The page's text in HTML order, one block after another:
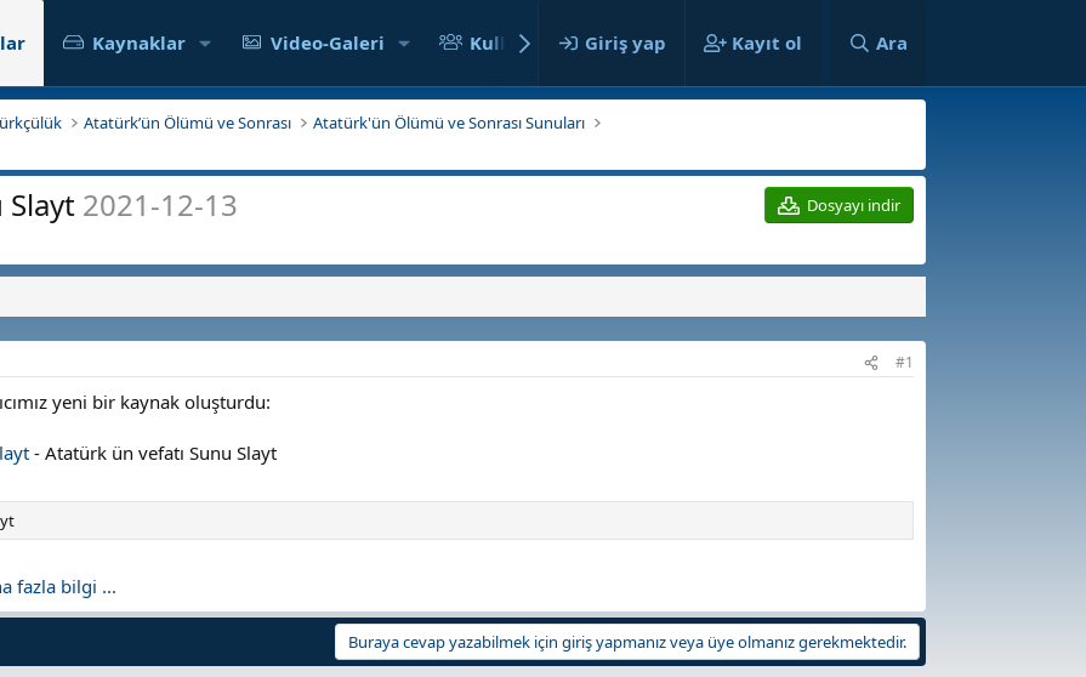
Kaynaklar Video-Galeri Kullanıcılar Giriş yap Kayıt ol Ara
Atatürk’ün Ölümü ve Sonrası
Atatürk'ün Ölümü ve Sonrası Sunuları
Slayt 2021-12-13
Dosyayı indir
#1
yeni bir kaynak oluşturdu:
- Atatürk ün vefatı Sunu Slayt
fazla bilgi ...
Buraya cevap yazabilmek için giriş yapmanız veya üye olmanız gerekmektedir.